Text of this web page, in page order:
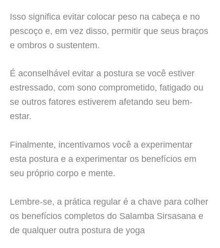
Isso significa evitar colocar peso na cabeça e no
pescoço e, em vez disso, permitir que seus braços
e ombros o sustentem.
É aconselhável evitar a postura se você estiver
estressado, com sono comprometido, fatigado ou
se outros fatores estiverem afetando seu bem-
estar.
Finalmente, incentivamos você a experimentar
esta postura e a experimentar os benefícios em
seu próprio corpo e mente.
Lembre-se, a prática regular é a chave para colher
os benefícios completos do Salamba Sirsasana e
de qualquer outra postura de yoga